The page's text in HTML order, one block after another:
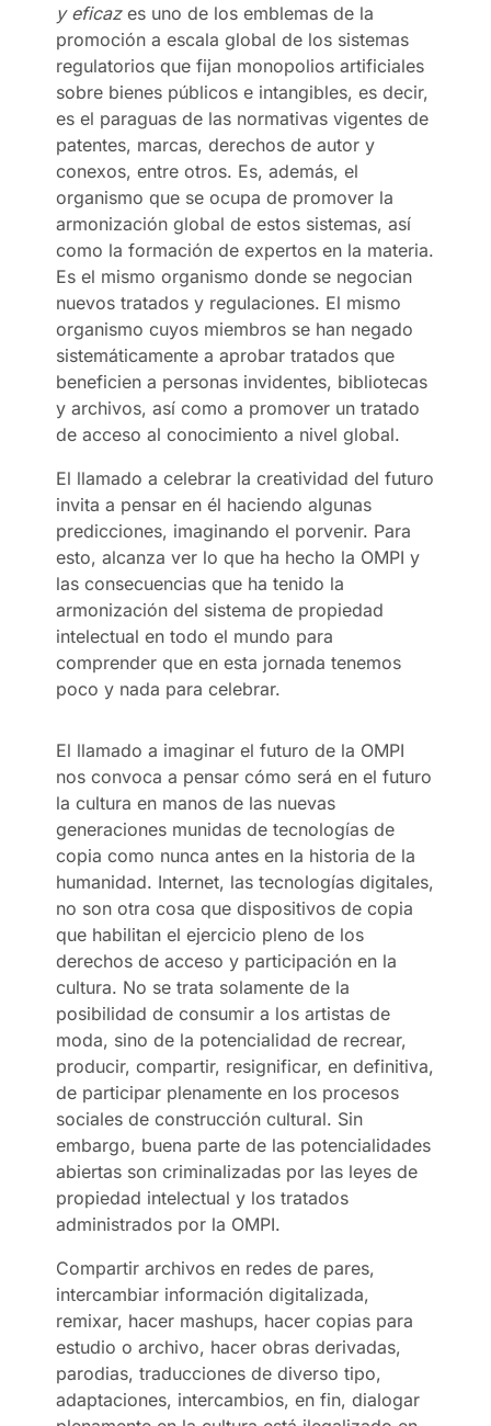
y eficazes uno de los emblemas de la
promoción a escala global de los sistemas
regulatorios que fijan monopolios artificiales
sobre bienes públicos e intangibles, es decir,
es el paraguas de las normativas vigentes de
patentes, marcas, derechos de autor y
conexos, entre otros. Es, además, el
organismo que se ocupa de promover la
armonización global de estos sistemas, así
como la formación de expertos en la materia.
Es el mismo organismo donde se negocian
nuevos tratados y regulaciones. El mismo
organismo cuyos miembros se han negado
sistemáticamente a aprobar tratados que
beneficien a personas invidentes, bibliotecas
y archivos, así como a promover un tratado
de acceso al conocimiento a nivel global.
El llamado a celebrar la creatividad del futuro
invita a pensar en él haciendo algunas
predicciones, imaginando el porvenir. Para
esto, alcanza ver lo que ha hecho la OMPI y
las consecuencias que ha tenido la
armonización del sistema de propiedad
intelectual en todo el mundo para
comprender que en esta jornada tenemos
poco y nada para celebrar.
El llamado a imaginar el futuro de la OMPI
nos convoca a pensar cómo será en el futuro
la cultura en manos de las nuevas
generaciones munidas de tecnologías de
copia como nunca antes en la historia de la
humanidad. Internet, las tecnologías digitales,
no son otra cosa que dispositivos de copia
que habilitan el ejercicio pleno de los
derechos de acceso y participación en la
cultura. No se trata solamente de la
posibilidad de consumir a los artistas de
moda, sino de la potencialidad de recrear,
producir, compartir, resignificar, en definitiva,
de participar plenamente en los procesos
sociales de construcción cultural. Sin
embargo, buena parte de las potencialidades
abiertas son criminalizadas por las leyes de
propiedad intelectual y los tratados
administrados por la OMPI.
Compartir archivos en redes de pares,
intercambiar información digitalizada,
remixar, hacer mashups, hacer copias para
estudio o archivo, hacer obras derivadas,
parodias, traducciones de diverso tipo,
adaptaciones, intercambios, en fin, dialogar